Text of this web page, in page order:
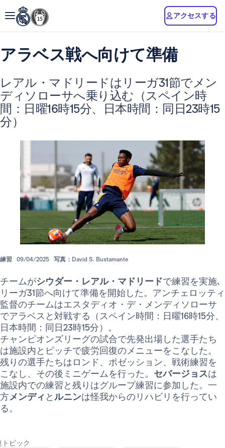
アクセスする
アラベス戦へ向けて準備
レアル・マドリードはリーガ31節でメン
ディソローサへ乗り込む（スペイン時
間：日曜16時15分、日本時間：同日23時15
分）
練習 09/04/2025 写真：David S. Bustamante
チームがシウダー・レアル・マドリードで練習を実施､
リーガ31節へ向けて準備を開始した。アンチェロッティ
監督のチームはエスタディオ・デ・メンディソローサ
でアラベスと対戦する（スペイン時間：日曜16時15分、
日本時間：同日23時15分）。
チャンピオンズリーグの試合で先発出場した選手たち
は施設内とピッチで疲労回復のメニューをこなした。
残りの選手たちはロンド、ポゼッション、戦術練習を
こなし、その後ミニゲームを行った。 セバージョスは
施設内での練習と残りはグループ練習に参加した。一
方メンディ と ルニンは怪我からのリハビリを行ってい
る。
トピック